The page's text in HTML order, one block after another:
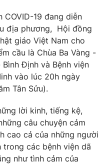
COVID-19 đang diễn
địa phương, Hội đồng
giáo Việt Nam cho
cầu là Chùa Ba Vàng -
Bình Định và Bệnh viện
vào lúc 20h ngày
Tân Sửu).
lời kinh, tiếng kệ,
câu chuyện cảm
cao cả của những người
các bệnh viện dã
như tình cảm của